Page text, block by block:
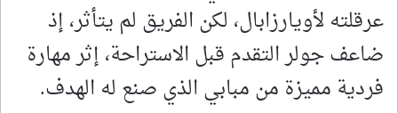
عرقلته لأويارزابال، لكن الفريق لم يتأثر، إذ
ضاعف جولر التقدم قبل الاستراحة، إثر مهارة
فردية مميزة من مبابي الذي صنع له الهدف.